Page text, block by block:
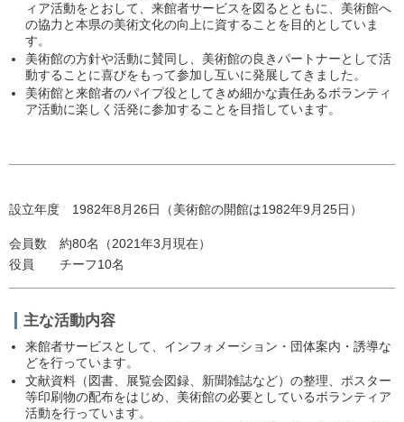
ィア活動をとおして、来館者サービスを図るとともに、美術館へ
の協力と本県の美術文化の向上に資することを目的としていま
す。
美術館の方針や活動に賛同し、美術館の良きパートナーとして活
動することに喜びをもって参加し互いに発展してきました。
美術館と来館者のパイプ役としてきめ細かな責任あるボランティ
ア活動に楽しく活発に参加することを目指しています。
設立年度 1982年8月26日（美術館の開館は1982年9月25日）
会員数 約80名（2021年3月現在）
役員 チーフ10名
主な活動内容
来館者サービスとして、インフォメーション・団体案内・誘導な
どを行っています。
文献資料（図書、展覧会図録、新聞雑誌など）の整理、ポスター
等印刷物の配布をはじめ、美術館の必要としているボランティア
活動を行っています。